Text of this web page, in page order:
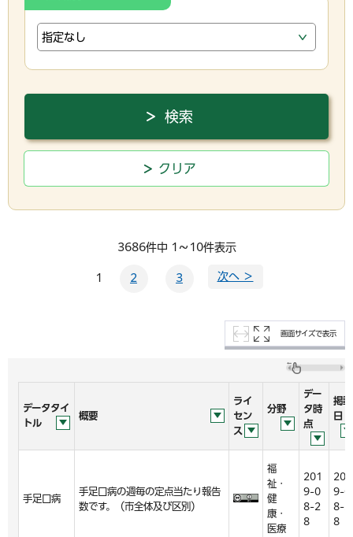
3686件中 1～10件表示
1 2 3 次へ ＞
画面サイズで表示
データタイ
トル
概要
ライ
セン
ス
分野
デー
タ時
点
掲載
日
手足口病
手足口病の週毎の定点当たり報告
数です。（市全体及び区別）
福
祉・
健
康・
医療
201
9-0
8-2
8
201
9-0
8-2
8